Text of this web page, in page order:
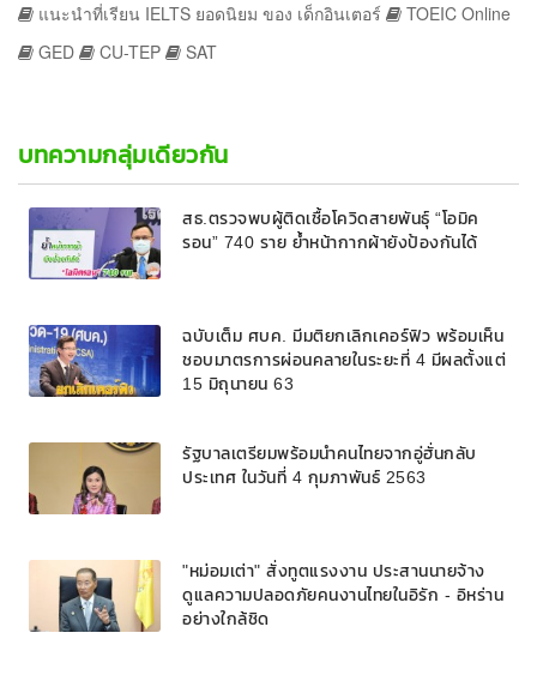
แนะนำที่เรียน IELTS ยอดนิยม ของ เด็กอินเตอร์
TOEIC Online
GED
CU-TEP SAT
บทความกลุ่มเดียวกัน
สธ.ตรวจพบผู้ติดเชื้อโควิดสายพันธุ์ “โอมิค
รอน” 740 ราย ย้ำหน้ากากผ้ายังป้องกันได้
ฉบับเต็ม ศบค. มีมติยกเลิกเคอร์ฟิว พร้อมเห็น
ชอบมาตรการผ่อนคลายในระยะที่ 4 มีผลตั้งแต่
15 มิถุนายน 63
รัฐบาลเตรียมพร้อมนำคนไทยจากอู่ฮั่นกลับ
ประเทศ ในวันที่ 4 กุมภาพันธ์ 2563
"หม่อมเต่า" สั่งทูตแรงงาน ประสานนายจ้าง
ดูแลความปลอดภัยคนงานไทยในอิรัก - อิหร่าน
อย่างใกล้ชิด